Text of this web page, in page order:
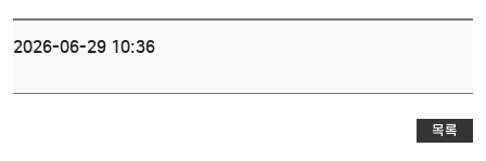
2026-06-29 10:36
목록